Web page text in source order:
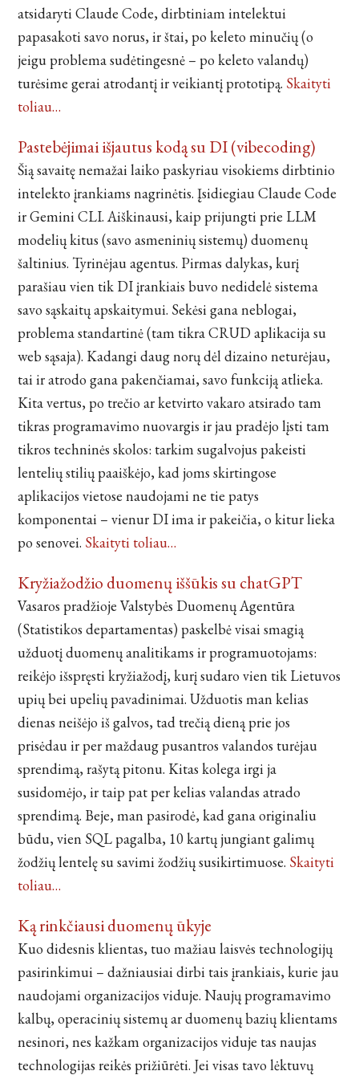
atsidaryti Claude Code, dirbtiniam intelektui
papasakoti savo norus, ir štai, po keleto minučių (o
jeigu problema sudėtingesnė – po keleto valandų)
turėsime gerai atrodantį ir veikiantį prototipą. Skaityti
toliau…
Pastebėjimai išjautus kodą su DI (vibecoding)
Šią savaitę nemažai laiko paskyriau visokiems dirbtinio
intelekto įrankiams nagrinėtis. Įsidiegiau Claude Code
ir Gemini CLI. Aiškinausi, kaip prijungti prie LLM
modelių kitus (savo asmeninių sistemų) duomenų
šaltinius. Tyrinėjau agentus. Pirmas dalykas, kurį
parašiau vien tik DI įrankiais buvo nedidelė sistema
savo sąskaitų apskaitymui. Sekėsi gana neblogai,
problema standartinė (tam tikra CRUD aplikacija su
web sąsaja). Kadangi daug norų dėl dizaino neturėjau,
tai ir atrodo gana pakenčiamai, savo funkciją atlieka.
Kita vertus, po trečio ar ketvirto vakaro atsirado tam
tikras programavimo nuovargis ir jau pradėjo lįsti tam
tikros techninės skolos: tarkim sugalvojus pakeisti
lentelių stilių paaiškėjo, kad joms skirtingose
aplikacijos vietose naudojami ne tie patys
komponentai – vienur DI ima ir pakeičia, o kitur lieka
po senovei. Skaityti toliau…
Kryžiažodžio duomenų iššūkis su chatGPT
Vasaros pradžioje Valstybės Duomenų Agentūra
(Statistikos departamentas) paskelbė visai smagią
užduotį duomenų analitikams ir programuotojams:
reikėjo išspręsti kryžiažodį, kurį sudaro vien tik Lietuvos
upių bei upelių pavadinimai. Užduotis man kelias
dienas neišėjo iš galvos, tad trečią dieną prie jos
prisėdau ir per maždaug pusantros valandos turėjau
sprendimą, rašytą pitonu. Kitas kolega irgi ja
susidomėjo, ir taip pat per kelias valandas atrado
sprendimą. Beje, man pasirodė, kad gana originaliu
būdu, vien SQL pagalba, 10 kartų jungiant galimų
žodžių lentelę su savimi žodžių susikirtimuose. Skaityti
toliau…
Ką rinkčiausi duomenų ūkyje
Kuo didesnis klientas, tuo mažiau laisvės technologijų
pasirinkimui – dažniausiai dirbi tais įrankiais, kurie jau
naudojami organizacijos viduje. Naujų programavimo
kalbų, operacinių sistemų ar duomenų bazių klientams
nesinori, nes kažkam organizacijos viduje tas naujas
technologijas reikės prižiūrėti. Jei visas tavo lėktuvų